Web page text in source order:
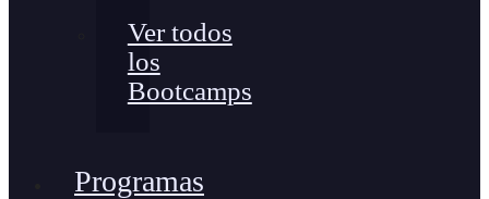
Ver todos
los
Bootcamps
Programas